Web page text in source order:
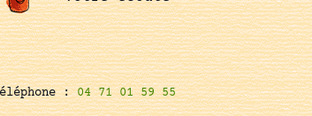
:04 71 01 59 55